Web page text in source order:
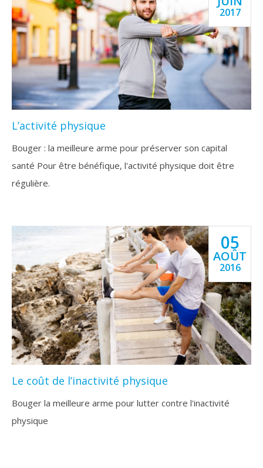
2017
L’activité physique
Bouger : la meilleure arme pour préserver son capital
santé Pour être bénéfique, l'activité physique doit être
régulière.
05
AOÛT
2016
Le coût de l’inactivité physique
Bouger la meilleure arme pour lutter contre l'inactivité
physique